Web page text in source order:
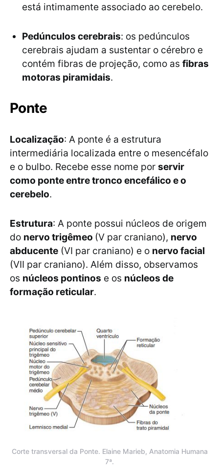
está intimamente associado ao cerebelo.
Pedúnculos cerebrais: os pedúnculos
cerebrais ajudam a sustentar o cérebro e
contém fibras de projeção, como as fibras
motoras piramidais.
Ponte
Localização: A ponte é a estrutura
intermediária localizada entre o mesencéfalo
e o bulbo. Recebe esse nome por servir
como ponte entre tronco encefálico e o
cerebelo.
Estrutura: A ponte possui núcleos de origem
do nervo trigêmeo (V par craniano), nervo
abducente (VI par craniano) e o nervo facial
(VII par craniano). Além disso, observamos
os núcleos pontinos e os núcleos de
formação reticular.
Corte transversal da Ponte. Elaine Marieb, Anatomia Humana
7ª.